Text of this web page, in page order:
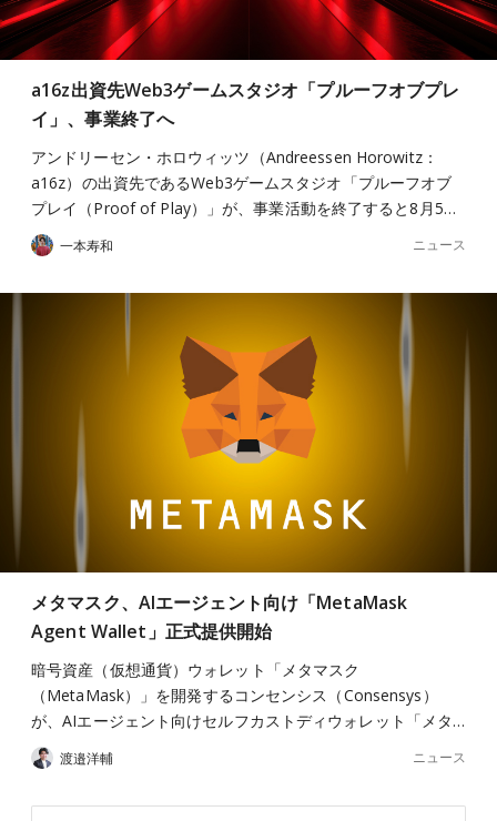
a16z出資先Web3ゲームスタジオ「プルーフオブプレ
イ」、事業終了へ
アンドリーセン・ホロウィッツ（Andreessen Horowitz：
a16z）の出資先であるWeb3ゲームスタジオ「プルーフオブ
プレイ（Proof of Play）」が、事業活動を終了すると8月5…
一本寿和 ニュース
メタマスク、AIエージェント向け「MetaMask
Agent Wallet」正式提供開始
暗号資産（仮想通貨）ウォレット「メタマスク
（MetaMask）」を開発するコンセンシス（Consensys）
が、AIエージェント向けセルフカストディウォレット「メタ…
渡邉洋輔 ニュース